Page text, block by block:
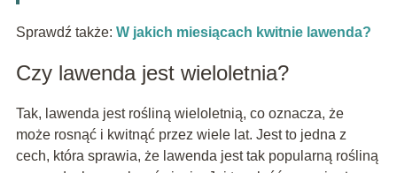
Sprawdź także: W jakich miesiącach kwitnie lawenda?
Czy lawenda jest wieloletnia?
Tak, lawenda jest rośliną wieloletnią, co oznacza, że
może rosnąć i kwitnąć przez wiele lat. Jest to jedna z
cech, która sprawia, że lawenda jest tak popularną rośliną